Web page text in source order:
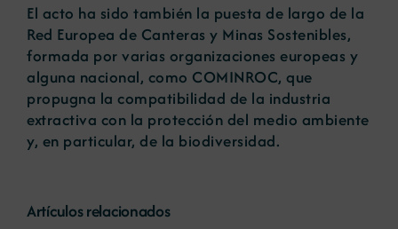
El acto ha sido también la puesta de largo de la
Red Europea de Canteras y Minas Sostenibles,
formada por varias organizaciones europeas y
alguna nacional, como COMINROC, que
propugna la compatibilidad de la industria
extractiva con la protección del medio ambiente
y, en particular, de la biodiversidad.
Artículos relacionados